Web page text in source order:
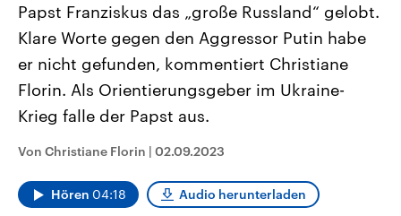
Landtagswahl Sachsen-Anhalt
2026
Alle Informationen
Sachsen-Anhalt wählt am 6.
September 2026 einen neuen
Landtag. Seit 2021 wird das
Bundesland von einer Koalition aus
CDU, SPD und FDP regiert.-
Umfragen, Prognosen,
Wahlprogramme, aktuelle Berichte
und Kandidaten der anstehenden
Wahl.
Aktuelle Beiträge,
Hintergründe
Wirtschaftlich und
gehören die Vereinigten
den mächtigsten Ländern
Papst Franziskus das „große Russland“ gelobt.
Klare Worte gegen den Aggressor Putin habe
er nicht gefunden, kommentiert Christiane
Florin. Als Orientierungsgeber im Ukraine-
Krieg falle der Papst aus.
Von Christiane Florin | 02.09.2023
Hören 04:18 Audio herunterladen